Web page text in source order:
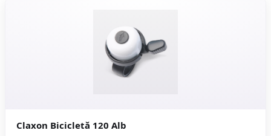
Claxon Bicicletă 120 Alb